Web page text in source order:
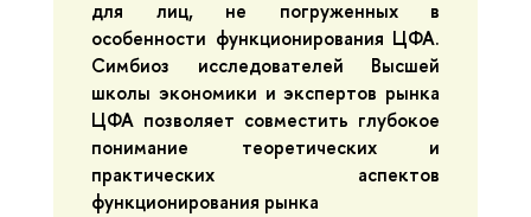
для лиц, не погруженных в
особенности функционирования ЦФА.
Симбиоз исследователей Высшей
школы экономики и экспертов рынка
ЦФА позволяет совместить глубокое
понимание теоретических и
практических аспектов
функционирования рынка